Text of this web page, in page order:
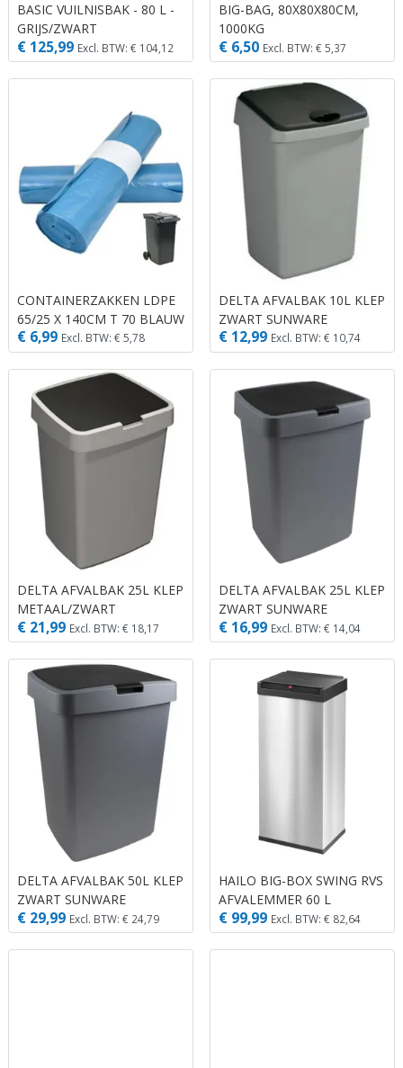
BASIC VUILNISBAK - 80 L -
GRIJS/ZWART
€ 125,99 Excl. BTW: € 104,12
BIG-BAG, 80X80X80CM,
1000KG
€ 6,50 Excl. BTW: € 5,37
CONTAINERZAKKEN LDPE
65/25 X 140CM T 70 BLAUW
-240LTR.
€ 6,99 Excl. BTW: € 5,78
DELTA AFVALBAK 10L KLEP
ZWART SUNWARE
€ 12,99 Excl. BTW: € 10,74
DELTA AFVALBAK 25L KLEP
METAAL/ZWART
€ 21,99 Excl. BTW: € 18,17
DELTA AFVALBAK 25L KLEP
ZWART SUNWARE
€ 16,99 Excl. BTW: € 14,04
DELTA AFVALBAK 50L KLEP
ZWART SUNWARE
€ 29,99 Excl. BTW: € 24,79
HAILO BIG-BOX SWING RVS
AFVALEMMER 60 L
€ 99,99 Excl. BTW: € 82,64